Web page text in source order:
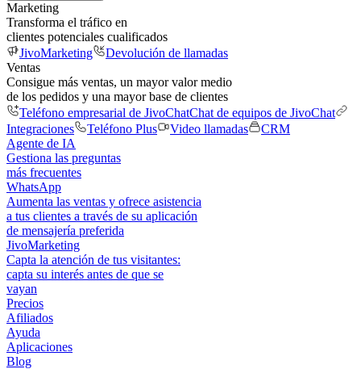
Marketing
Transforma el tráfico en
clientes potenciales cualificados
JivoMarketing
Devolución de llamadas
Ventas
Consigue más ventas, un mayor valor medio
de los pedidos y una mayor base de clientes
Teléfono empresarial de JivoChatChat de equipos de JivoChat
Integraciones
Teléfono Plus Video llamadas
CRM
Agente de IA
Gestiona las preguntas
más frecuentes
WhatsApp
Aumenta las ventas y ofrece asistencia
a tus clientes a través de su aplicación
de mensajería preferida
JivoMarketing
Capta la atención de tus visitantes:
capta su interés antes de que se
vayan
Precios
Afiliados
Ayuda
Aplicaciones
Blog